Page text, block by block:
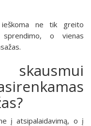
ieškoma ne tik greito
o vienas
skausmui
į atsipalaidavimą, o į